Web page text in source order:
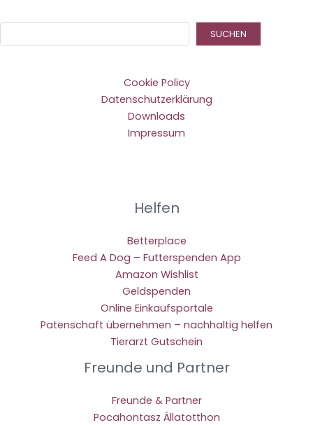
SUCHEN
Cookie Policy
Datenschutzerklärung
Downloads
Impressum
Helfen
Betterplace
Feed A Dog – Futterspenden App
Amazon Wishlist
Geldspenden
Online Einkaufsportale
Patenschaft übernehmen – nachhaltig helfen
Tierarzt Gutschein
Freunde und Partner
Freunde & Partner
Pocahontasz Állatotthon